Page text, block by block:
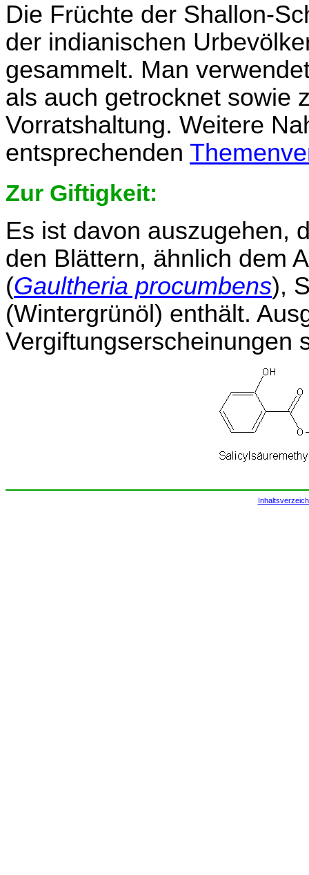
Die Früchte der Shallon-
der indianischen
gesammelt. Man
als auch getrocknet sowie
Vorratshaltung. Weitere
entsprechenden
Zur Giftigkeit:
Es ist davon auszugehen,
den Blättern, ähnlich dem
(Gaultheria procumbens),
(Wintergrünöl) enthält.
Vergiftungserscheinungen